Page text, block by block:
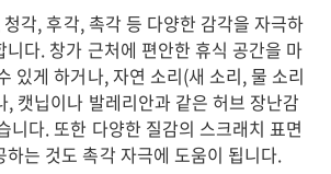
청각, 후각, 촉각 등 다양한 감각을 자극하
니다. 창가 근처에 편안한 휴식 공간을 마
있게 하거나, 자연 소리(새 소리, 물 소리
, 캣닙이나 발레리안과 같은 허브 장난감
니다. 또한 다양한 질감의 스크래치 표면
하는 것도 촉각 자극에 도움이 됩니다.